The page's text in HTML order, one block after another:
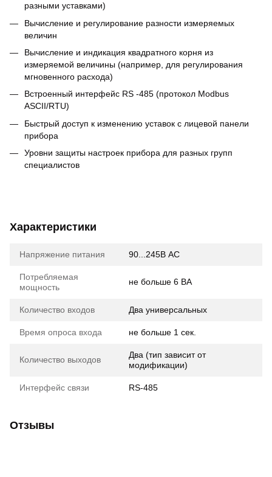
разными уставками)
Вычисление и регулирование разности измеряемых
величин
Вычисление и индикация квадратного корня из
измеряемой величины (например, для регулирования
мгновенного расхода)
Встроенный интерфейс RS -485 (протокол Modbus
ASCII/RTU)
Быстрый доступ к изменению уставок с лицевой панели
прибора
Уровни защиты настроек прибора для разных групп
специалистов
Характеристики
Напряжение питания 90...245В AC
Потребляемая
мощность
не больше 6 ВА
Количество входов Два универсальных
Время опроса входа не больше 1 сек.
Количество выходов
Два (тип зависит от
модификации)
Интерфейс связи RS-485
Отзывы